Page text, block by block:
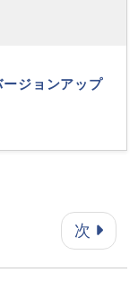
ジョンアップ
次